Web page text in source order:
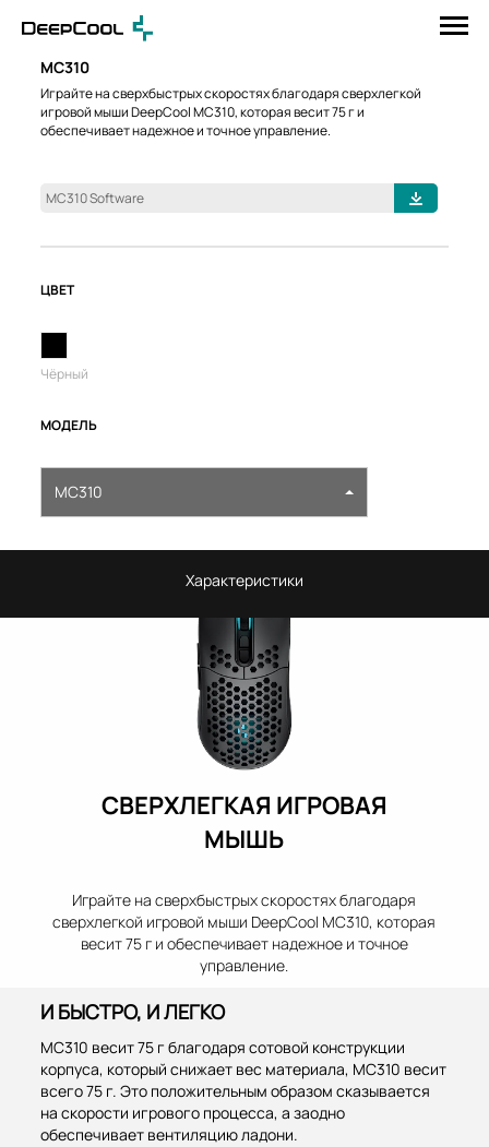
MC310
Играйте на сверхбыстрых скоростях благодаря сверхлегкой
игровой мыши DeepCool MC310, которая весит 75 г и
обеспечивает надежное и точное управление.
MC310 Software
ЦВЕТ
Чёрный
МОДЕЛЬ
MC310
Характеристики
СВЕРХЛЕГКАЯ ИГРОВАЯ
МЫШЬ
Играйте на сверхбыстрых скоростях благодаря
сверхлегкой игровой мыши DeepCool MC310, которая
весит 75 г и обеспечивает надежное и точное
управление.
И БЫСТРО, И ЛЕГКО
MC310 весит 75 г благодаря сотовой конструкции
корпуса, который снижает вес материала, MC310 весит
всего 75 г. Это положительным образом сказывается
на скорости игрового процесса, а заодно
обеспечивает вентиляцию ладони.